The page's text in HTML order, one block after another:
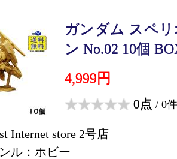
ガンダム スペ
ン No.02 10個
4,999円
0点 / 0件
Internet store 2号店
ル：ホビー